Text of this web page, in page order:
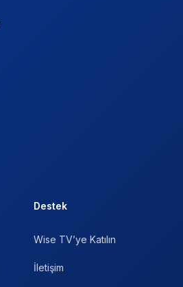
Destek
Wise TV’ye Katılın
İletişim